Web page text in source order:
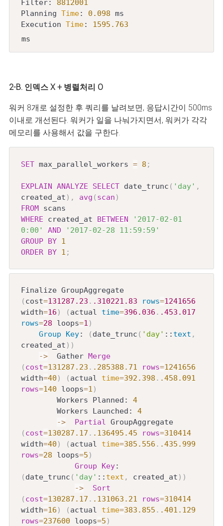
Filter: 8812001
Planning Time: 0.098 ms
Execution Time: 1595.763
ms
2-B. 인덱스 X + 병렬처리 O
워커 8개로 설정한 후 쿼리를 날려보면, 응답시간이 500ms
이내로 개선된다. 워커가 일을 나눠가지면서, 워커가 각각
메모리를 사용해서 값을 구한다.
SET max_parallel_workers = 8 ;
EXPLAIN ANALYZE SELECT date_trunc ( 'day' ,
created_at ) , avg ( scan )
FROM
WHERE created_at BETWEEN
'2017-02-01
0:00'
AND
'2017-02-28 11:59:59'
GROUP BY 1
ORDER BY 1 ;
Finalize GroupAggregate
( cost=131287.23 . .310221 .83 rows=1241656
width=16 ) ( actual time=396.036 . .453 .017
rows=28 loops=1 )
Group
Key: ( date_trunc ( 'day' :: text ,
created_at ) )
->
  Gather
Merge
( cost=131287.23 . .285388 .71 rows=1241656
width=40 ) ( actual time=392.398 . .458 .091
rows=140 loops=1 )
        Workers Planned:
4
        Workers Launched:
4
-> Partial
GroupAggregate
( cost=130287.17 . .136495 .45 rows=310414
width=40 ) ( actual time=385.556 . .435 .999
rows=28 loops=5 )
Group
Key
( date_trunc ( 'day' :: text , created_at ) )
->
Sort
( cost=130287.17 . .131063 .21 rows=310414
width=16 ) ( actual time=383.855 . .401 .129
rows=237600 loops=5 )